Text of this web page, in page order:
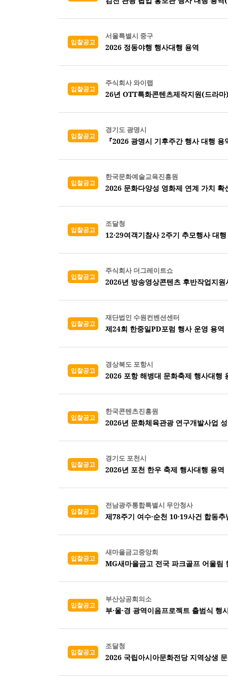
입찰공고
서울특별시 중구
2026 정동야행 행사대행 용역
입찰공고
주식회사 와이랩
26년 OTT특화콘텐츠제작지원(드라
입찰공고
경기도 광명시
『2026 광명시 기후주간 행사 대행
입찰공고
한국문화예술교육진흥원
2026 문화다양성 영화제 연계 가치 확
입찰공고
조달청
12·29여객기참사 2주기 추모행사 대
입찰공고
주식회사 더그레이트쇼
2026년 방송영상콘텐츠 후반작업지
입찰공고
재단법인 수원컨벤션센터
제24회 한중일PD포럼 행사 운영 용역
입찰공고
경상북도 포항시
2026 포항 해병대 문화축제 행사대행
입찰공고
한국콘텐츠진흥원
2026년 문화체육관광 연구개발사업
입찰공고
경기도 포천시
2026년 포천 한우 축제 행사대행 용역
입찰공고
전남광주통합특별시 무안청사
제78주기 여수·순천 10·19사건 합동
입찰공고
새마을금고중앙회
MG새마을금고 전국 파크골프 어울림
입찰공고
부산상공회의소
부·울·경 광역이음프로젝트 출범식
입찰공고
조달청
2026 국립아시아문화전당 지역상생